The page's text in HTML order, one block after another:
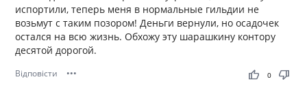
испортили, теперь меня в нормальные гильдии не
возьмут с таким позором! Деньги вернули, но осадочек
остался на всю жизнь. Обхожу эту шарашкину контору
десятой дорогой.
Відповісти ••• thumb_up thumb_down
0